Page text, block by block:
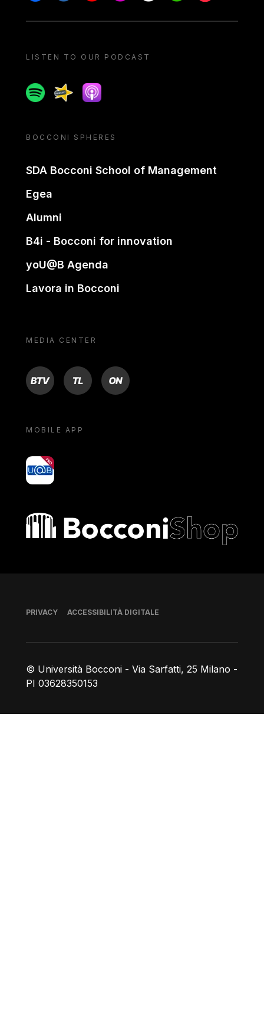
LISTEN TO OUR PODCAST
SpotifySpreakerApple podcast
BOCCONI SPHERES
SDA Bocconi School of Management
Egea
Alumni
B4i - Bocconi for innovation
yoU@B Agenda
Lavora in Bocconi
MEDIA CENTER
BTV TL ON
MOBILE APP
yoU@B
Bocconi shop
© Università Bocconi - Via Sarfatti, 25 Milano -
PI 03628350153
Piè di pagina
PRIVACY ACCESSIBILITÀ DIGITALE